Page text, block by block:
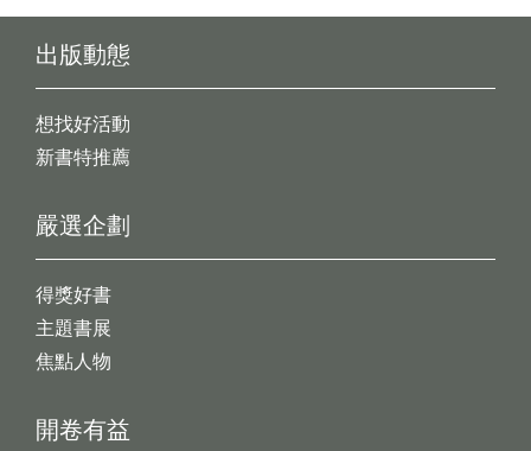
出版動態
想找好活動
新書特推薦
開卷有益
嚴選企劃
得獎好書
主題書展
焦點人物